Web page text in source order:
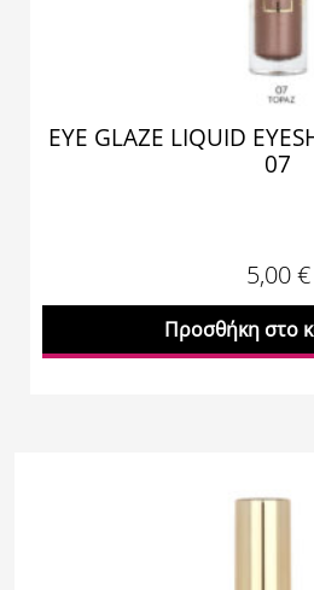
EYE GLAZE LIQUID
07
5,00€
Προσθήκη στο